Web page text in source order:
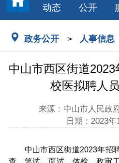
动态
公开
政务公开 > 人事信息
中山市西区街道
校医拟聘人
来源：中山市人民政
日期：2023年
中山市西区街道2023年招聘
查、笔试、面试、体检、政审